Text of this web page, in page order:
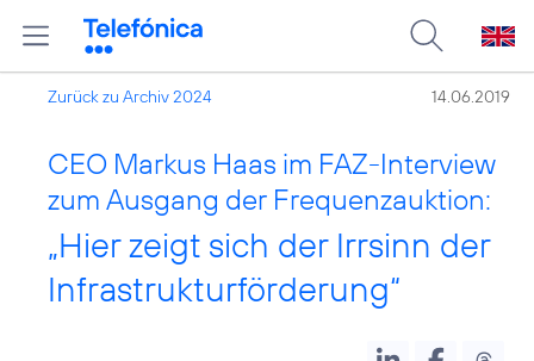
Zurück zu Archiv 2024 14.06.2019
CEO Markus Haas im FAZ-Interview
zum Ausgang der Frequenzauktion:
„Hier zeigt sich der Irrsinn der
Infrastrukturförderung“